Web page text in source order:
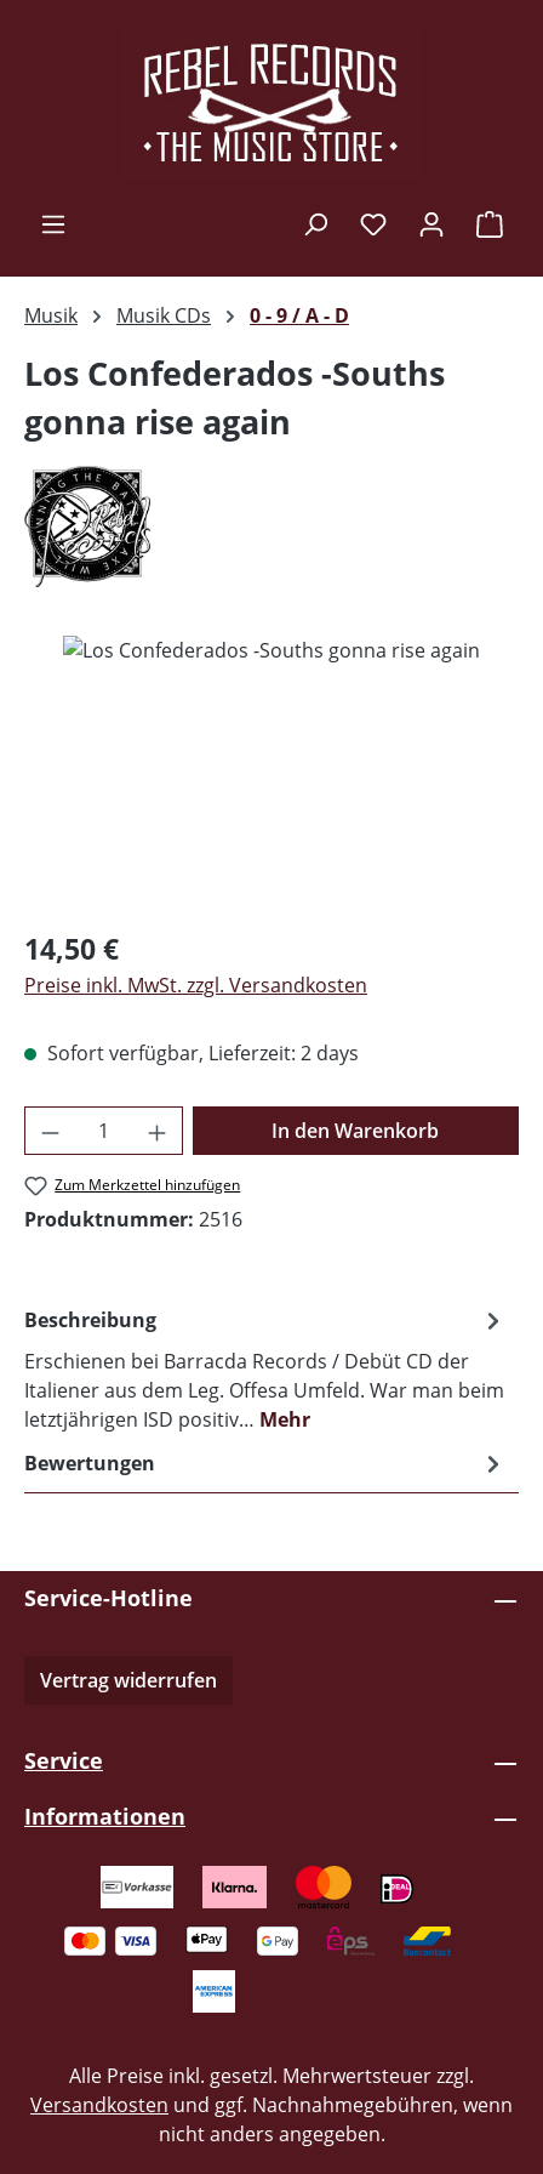
Musik Musik CDs 0 - 9 / A - D
Los Confederados -Souths
gonna rise again
Bildergalerie überspringen
Regulärer Preis:
14,50 €
Preise inkl. MwSt. zzgl. Versandkosten
Sofort verfügbar, Lieferzeit: 2 days
Produkt Anzahl: Gib den gewünschten
In den Warenkorb
Zum Merkzettel hinzufügen
Produktnummer: 2516
Beschreibung
Erschienen bei Barracda Records / Debüt CD der
Italiener aus dem Leg. Offesa Umfeld. War man beim
letztjährigen ISD positiv… Mehr
Bewertungen
Service-Hotline
Vertrag widerrufen
Service
Informationen
Alle Preise inkl. gesetzl. Mehrwertsteuer zzgl.
Versandkosten und ggf. Nachnahmegebühren, wenn
nicht anders angegeben.